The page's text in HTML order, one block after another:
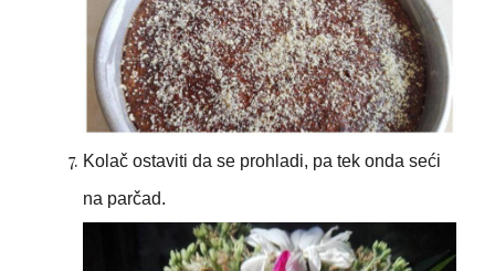
Kolač ostaviti da se prohladi, pa tek onda seći
na parčad.